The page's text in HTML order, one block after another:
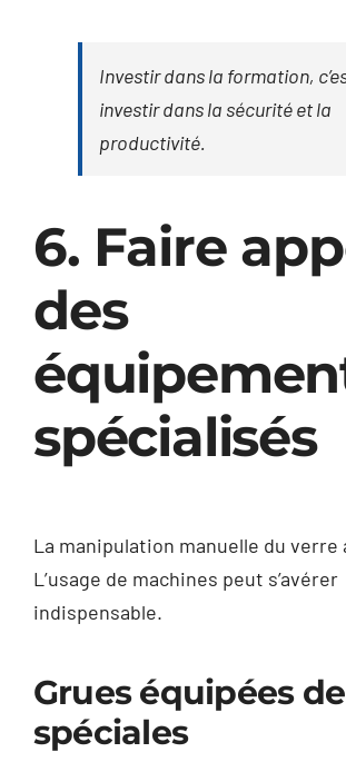
Investir dans la formation,
investir dans la sécurité et la
productivité.
6. Faire
des
spécialisés
La manipulation manuelle du verre
L’usage de machines peut s’avérer
indispensable.
Grues équipées
spéciales